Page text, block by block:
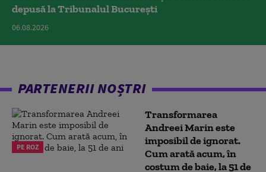
depusă la Tribunalul București
06.08.2026
PARTENERII NOȘTRI
PE ROZ
Transformarea
Andreei Marin este
imposibil de ignorat.
Cum arată acum, în
costum de baie, la 51 de